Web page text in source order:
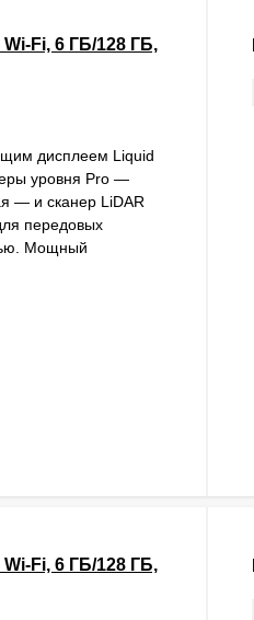
Fi, 6 ГБ/128 ГБ,
дисплеем Liquid
уровня Pro —
— и сканер LiDAR
передовых
Мощный
Fi, 6 ГБ/128 ГБ,